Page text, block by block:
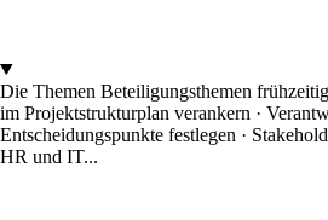
Die Themen Beteiligungsthemen
im Projektstrukturplan verankern ·
Entscheidungspunkte festlegen ·
HR und IT...